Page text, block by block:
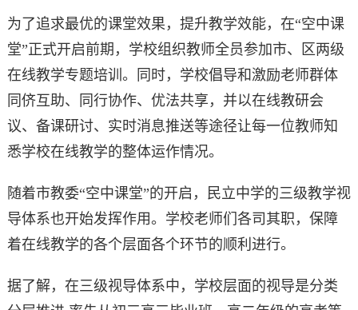
为了追求最优的课堂效果，提升教学效能，在“空中课
堂”正式开启前期，学校组织教师全员参加市、区两级
在线教学专题培训。同时，学校倡导和激励老师群体
同侪互助、同行协作、优法共享，并以在线教研会
议、备课研讨、实时消息推送等途径让每一位教师知
悉学校在线教学的整体运作情况。
随着市教委“空中课堂”的开启，民立中学的三级教学视
导体系也开始发挥作用。学校老师们各司其职，保障
着在线教学的各个层面各个环节的顺利进行。
据了解，在三级视导体系中，学校层面的视导是分类